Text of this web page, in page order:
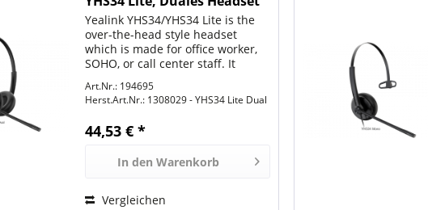
mit NoiseCancelling
Yealink YHS34/YHS34 Lite is the
over-the-head style headset
which is made for office worker,
SOHO, or call center staff. It
feature and it is compliant with
the full range of Yealink
enterprise IP phones....
Art.Nr.: 194695
Herst.Art.Nr.: 1308029 - YHS34 Lite Dual
44,53 € *
In den Warenkorb
Vergleichen